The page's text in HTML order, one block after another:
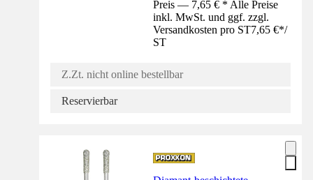
Preis — 7,65 € * Alle Preise
inkl. MwSt. und ggf. zzgl.
Versandkosten pro ST7,65 €*/
ST
Z.Zt. nicht online bestellbar
Reservierbar